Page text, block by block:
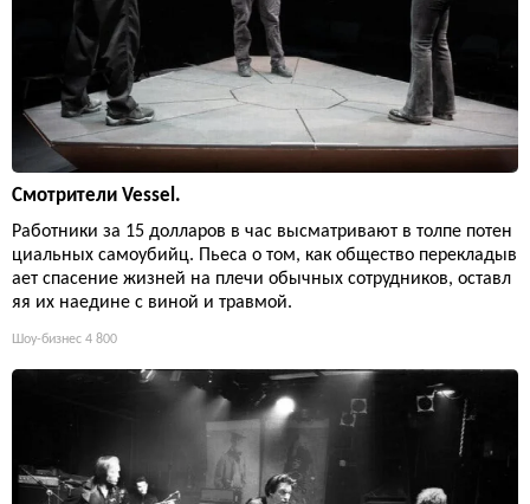
Смотрители Vessel.
Работники за 15 долларов в час высматривают в толпе потен
циальных самоубийц. Пьеса о том, как общество перекладыв
ает спасение жизней на плечи обычных сотрудников, оставл
яя их наедине с виной и травмой.
Шоу-бизнес 4 800